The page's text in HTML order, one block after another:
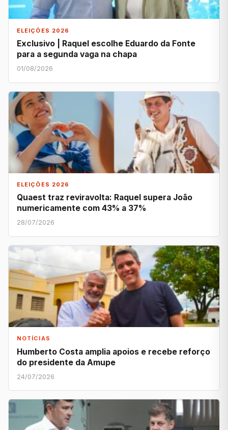
ELEIÇÕES 2026
Exclusivo | Raquel escolhe Eduardo da Fonte
para a segunda vaga na chapa
01/08/2026
ELEIÇÕES 2026
Quaest traz reviravolta: Raquel supera João
numericamente com 43% a 37%
28/07/2026
NOTÍCIAS
Humberto Costa amplia apoios e recebe reforço
do presidente da Amupe
24/07/2026